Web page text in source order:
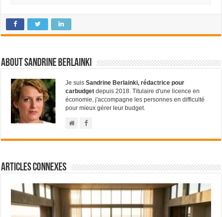
About Sandrine Berlainki
Je suisSandrine Berlainki, rédactrice pour
carbudget depuis 2018. Titulaire d'une licence en
économie, j'accompagne les personnes en difficulté
pour mieux gérer leur budget.
Articles connexes